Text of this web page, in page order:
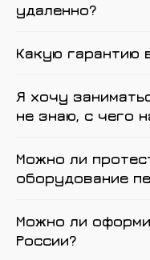
удаленно?
Какую гарантию
Я хочу
не знаю, с чего
Можно ли
оборудование
Можно ли
России?